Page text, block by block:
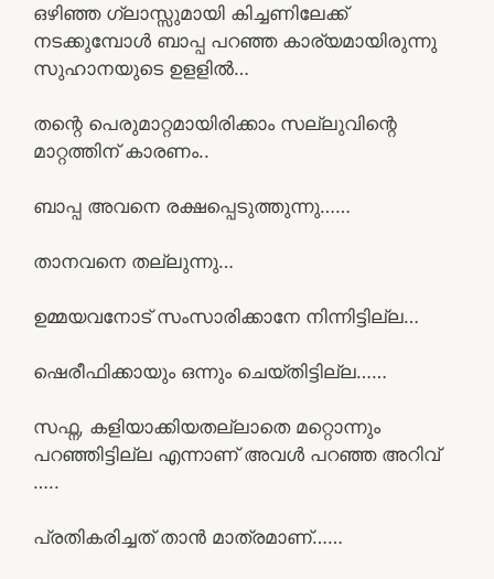
ഒഴിഞ്ഞ ഗ്ലാസ്സുമായി കിച്ചണിലേക്ക്
നടക്കുമ്പോൾ ബാപ്പ പറഞ്ഞ കാര്യമായിരുന്നു
സുഹാനയുടെ ഉളളിൽ…
തന്റെ പെരുമാറ്റമായിരിക്കാം സല്ലുവിന്റെ
മാറ്റത്തിന് കാരണം..
ബാപ്പ അവനെ രക്ഷപ്പെടുത്തുന്നു……
താനവനെ തല്ലുന്നു…
ഉമ്മയവനോട് സംസാരിക്കാനേ നിന്നിട്ടില്ല…
ഷെരീഫിക്കായും ഒന്നും ചെയ്തിട്ടില്ല……
സഫ്ന, കളിയാക്കിയതല്ലാതെ മറ്റൊന്നും
പറഞ്ഞിട്ടില്ല എന്നാണ് അവൾ പറഞ്ഞ അറിവ്
…..
പ്രതികരിച്ചത് താൻ മാത്രമാണ്……